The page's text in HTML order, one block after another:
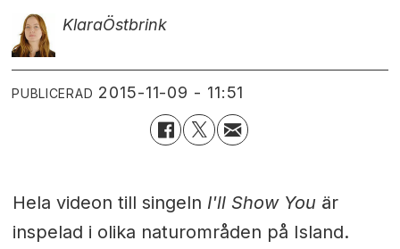
KlaraÖstbrink
PUBLICERAD 2015-11-09 - 11:51
Hela videon till singeln I'll Show You är
inspelad i olika naturområden på Island.